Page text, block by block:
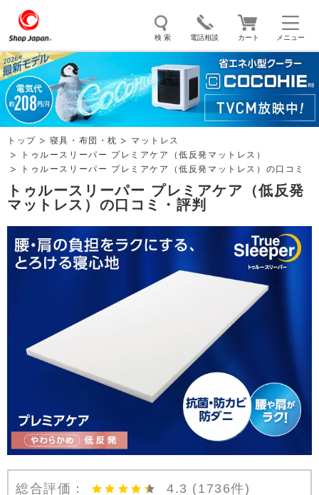
メニュー
検 索 電話相談 カート
トゥルースリーパー ソイリッチ ここひえ 枕
掃除機 クッキングプロ マイキュット
エアコン オーラルスマイル
トップ 寝具・布団・枕
マットレス
トゥルースリーパー プレミアケア（低反発マットレス）
トゥルースリーパー プレミアケア（低反発マットレス）の口コミ
トゥルースリーパー プレミアケア（低反発
マットレス）の口コミ・評判
総合評価： 4.3 (1736件)